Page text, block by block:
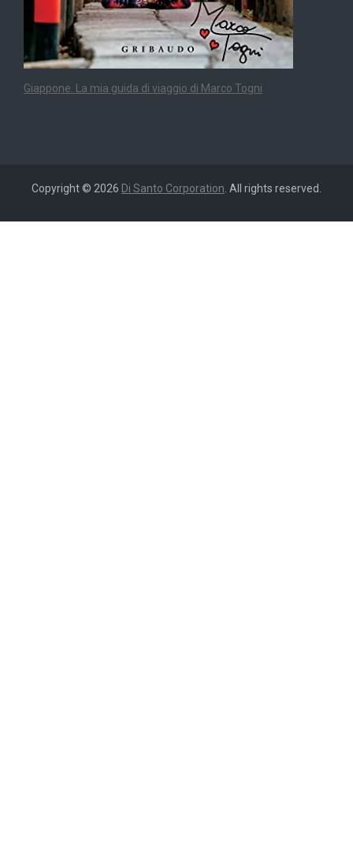
Giappone. La mia guida di viaggio di Marco Togni
Copyright © 2026 Di Santo Corporation . All rights reserved.